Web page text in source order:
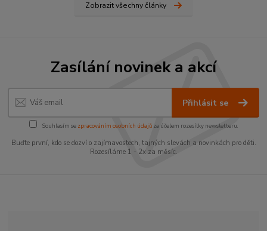
Zobrazit všechny články
Zasílání novinek a akcí
Přihlásit se
Souhlasím se zpracováním osobních údajůza účelem rozesílky newsletteru.
Buďte první, kdo se dozví o zajímavostech, tajných slevách a novinkách pro děti.
Rozesíláme 1 - 2x za měsíc.